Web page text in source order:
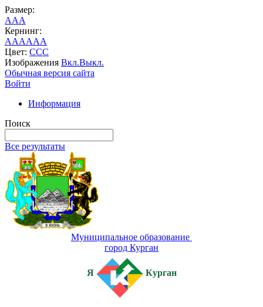
Размер:
AAA
Кернинг:
AAAAAA
Цвет: CCC
Изображения Вкл.Выкл.
Обычная версия сайта
Войти
Информация
Поиск
Все результаты
Муниципальное образование
город Курган
Я Курган